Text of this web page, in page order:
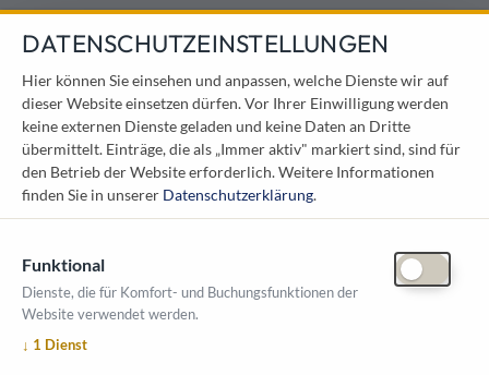
KONTAKT
Österreichischer Kommunal-Verlag GmbH
Löwelstraße 6 / 2. Stock
1010 Wien
messe@kommunal.at
ÖFFNUNGSZEITEN MESSE
DATENSCHUTZEINSTELLUNGEN
Hier können Sie einsehen und anpassen, welche Dienste wir auf
dieser Website einsetzen dürfen. Vor Ihrer Einwilligung werden
keine externen Dienste geladen und keine Daten an Dritte
übermittelt. Einträge, die als „Immer aktiv" markiert sind, sind für
den Betrieb der Website erforderlich.Weitere Informationen
finden Sie in unserer Datenschutzerklärung.
Funktional
Dienste, die für Komfort- und Buchungsfunktionen der
Website verwendet werden.
↓ 1 Dienst